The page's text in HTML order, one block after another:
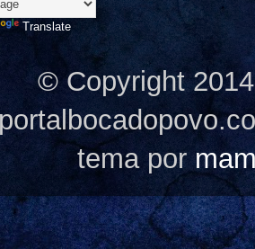
Translate
© Copyright
tema por